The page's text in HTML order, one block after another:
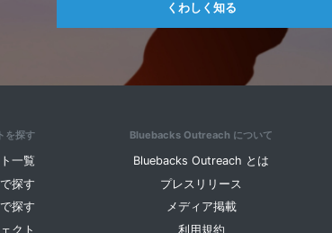
くわしく知る
を探す
一覧
探す
探す
クト
Bluebacks Outreach について
Bluebacks Outreach とは
プレスリリース
メディア掲載
利用規約